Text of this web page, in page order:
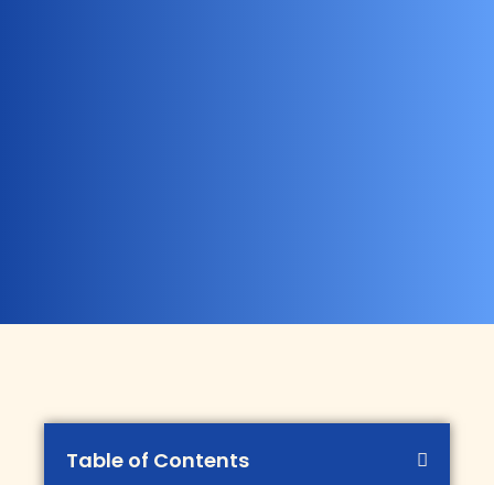
Table of Contents